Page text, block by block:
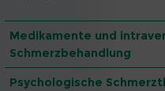
Medikamente und
Schmerzbehandlung
Psychologische